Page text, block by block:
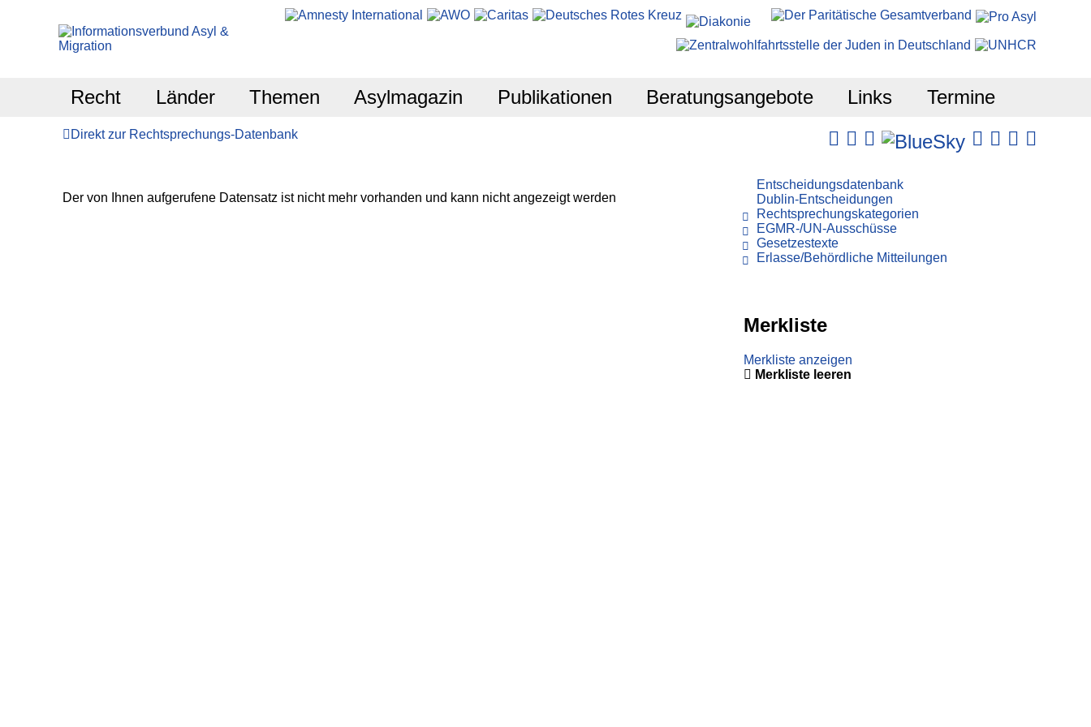
Recht Länder Themen Asylmagazin Publikationen Beratungsangebote Links Termine
Direkt zur Rechtsprechungs-Datenbank
Der von Ihnen aufgerufene Datensatz ist nicht mehr vorhanden und kann nicht angezeigt werden
Entscheidungsdatenbank
Dublin-Entscheidungen
Rechtsprechungskategorien
EGMR-/UN-Ausschüsse
Gesetzestexte
Erlasse/Behördliche Mitteilungen
Merkliste
Merkliste anzeigen
Merkliste leeren